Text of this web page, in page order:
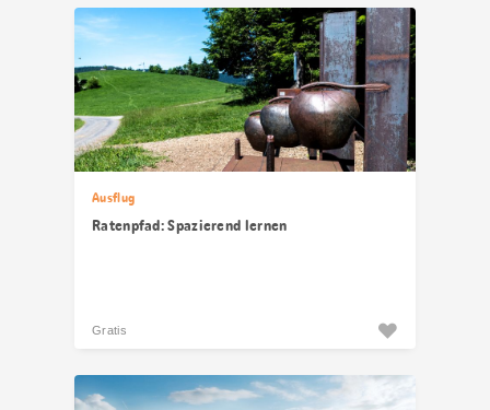
Ausflug
Ratenpfad: Spazierend lernen
Gratis